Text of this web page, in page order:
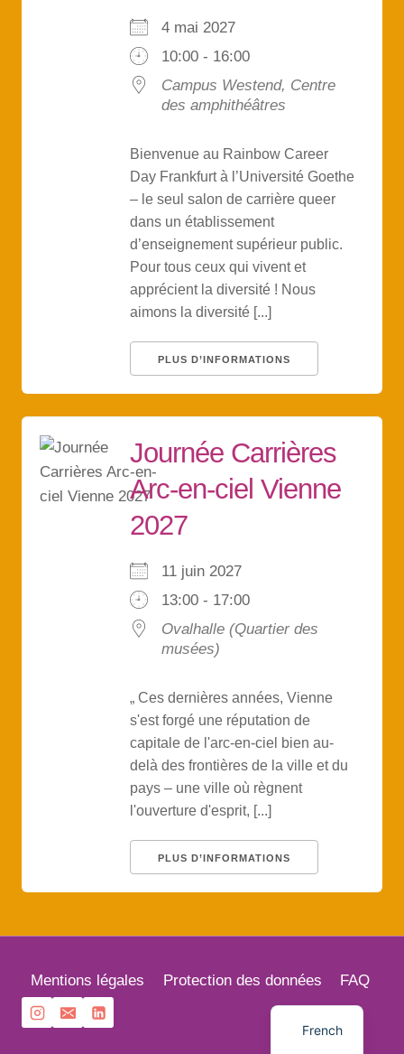
4 mai 2027
10:00 - 16:00
Campus Westend, Centre
des amphithéâtres
Bienvenue au Rainbow Career
Day Frankfurt à l’Université Goethe
– le seul salon de carrière queer
dans un établissement
d’enseignement supérieur public.
Pour tous ceux qui vivent et
apprécient la diversité ! Nous
aimons la diversité [...]
PLUS D’INFORMATIONS
Journée Carrières
Arc-en-ciel Vienne
2027
11 juin 2027
13:00 - 17:00
Ovalhalle (Quartier des
musées)
„ Ces dernières années, Vienne
s'est forgé une réputation de
capitale de l'arc-en-ciel bien au-
delà des frontières de la ville et du
pays – une ville où règnent
l'ouverture d'esprit, [...]
PLUS D’INFORMATIONS
Mentions légales Protection des données FAQ
French
English